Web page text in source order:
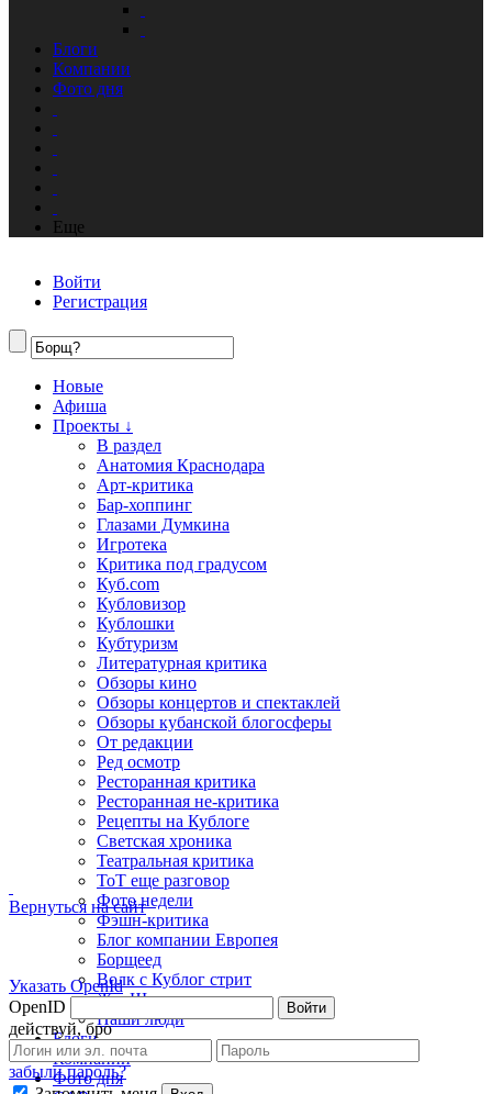
Вернуться на сайт
Указать OpenId
OpenID
Войти
действуй, бро
забыли пароль?
Блоги
Компании
Фото дня
Еще
Войти
Регистрация
Новые
Афиша
Проекты ↓
В раздел
Анатомия Краснодара
Арт-критика
Бар-хоппинг
Глазами Думкина
Игротека
Критика под градусом
Куб.com
Кубловизор
Кублошки
Кубтуризм
Литературная критика
Обзоры кино
Обзоры концертов и спектаклей
Обзоры кубанской блогосферы
От редакции
Ред осмотр
Ресторанная критика
Ресторанная не-критика
Рецепты на Кублоге
Светская хроника
Театральная критика
ТоТ еще разговор
Фото недели
Фэшн-критика
Блог компании Европея
Борщеед
Волк с Кублог стрит
Жы-Шы пиши...
Наши люди
Блоги
Компании
Фото дня